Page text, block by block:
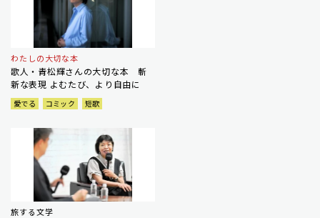
わたしの大切な本
歌人・青松輝さんの大切な本 斬
新な表現 よむたび、より自由に
愛でる コミック 短歌
旅する文学